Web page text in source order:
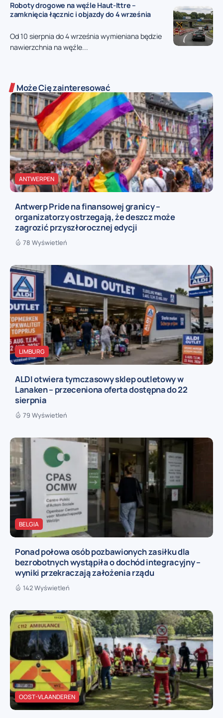
Roboty drogowe na węźle Haut-Ittre –
zamknięcia łącznic i objazdy do 4 września
Od 10 sierpnia do 4 września wymieniana będzie
nawierzchnia na węźle...
Może Cię zainteresować
ANTWERPEN
Antwerp Pride na finansowej granicy –
organizatorzy ostrzegają, że deszcz może
zagrozić przyszłorocznej edycji
78 Wyświetleń
LIMBURG
ALDI otwiera tymczasowy sklep outletowy w
Lanaken – przeceniona oferta dostępna do 22
sierpnia
79 Wyświetleń
BELGIA
Ponad połowa osób pozbawionych zasiłku dla
bezrobotnych wystąpiła o dochód integracyjny –
wyniki przekraczają założenia rządu
142 Wyświetleń
OOST-VLAANDEREN